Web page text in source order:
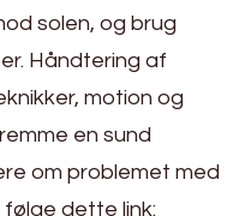
solen, og brug
Håndtering af
motion og
en sund
om problemet med
følge dette link: